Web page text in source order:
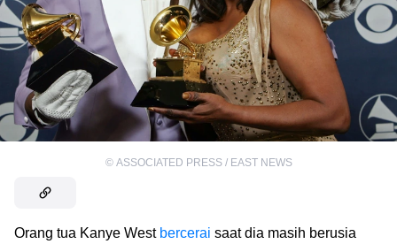
© ASSOCIATED PRESS / EAST NEWS
Orang tua Kanye West bercerai saat dia masih berusia